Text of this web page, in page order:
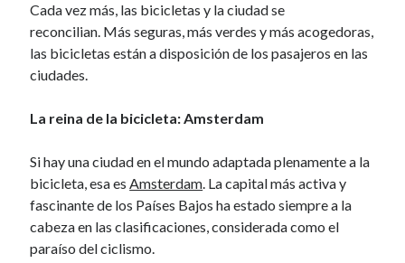
December 2017
November 2017
October 2017
January 2017
October 2016
June 2016
April 2016
February 2016
January 2016
December 2015
Cada vez más, las bicicletas y la ciudad se
reconcilian. Más seguras, más verdes y más acogedoras,
las bicicletas están a disposición de los pasajeros en las
ciudades.
La reina de la bicicleta: Amsterdam
Si hay una ciudad en el mundo adaptada plenamente a la
bicicleta, esa esAmsterdam. La capital más activa y
fascinante de los Países Bajos ha estado siempre a la
cabeza en las clasificaciones, considerada como el
paraíso del ciclismo.